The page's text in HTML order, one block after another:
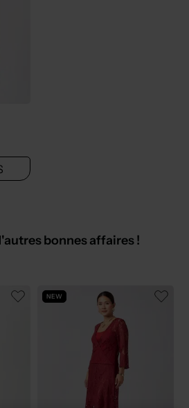
bonnes affaires !
NEW